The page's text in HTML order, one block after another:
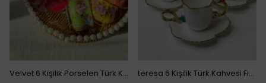
Velvet 6 Kişilik Porselen Türk Kahvesi Fincanı teresa 6 Kişilik Türk Kahvesi Fincanı